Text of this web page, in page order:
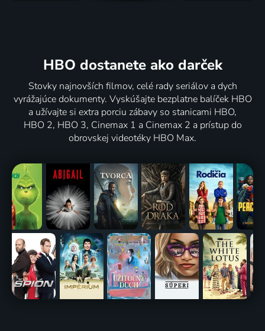
HBO dostanete ako darček
Stovky najnovších filmov, celé rady seriálov a dych
vyrážajúce dokumenty. Vyskúšajte bezplatne balíček HBO
a užívajte si extra porciu zábavy so stanicami HBO,
HBO 2, HBO 3, Cinemax 1 a Cinemax 2 a prístup do
obrovskej videotéky HBO Max.